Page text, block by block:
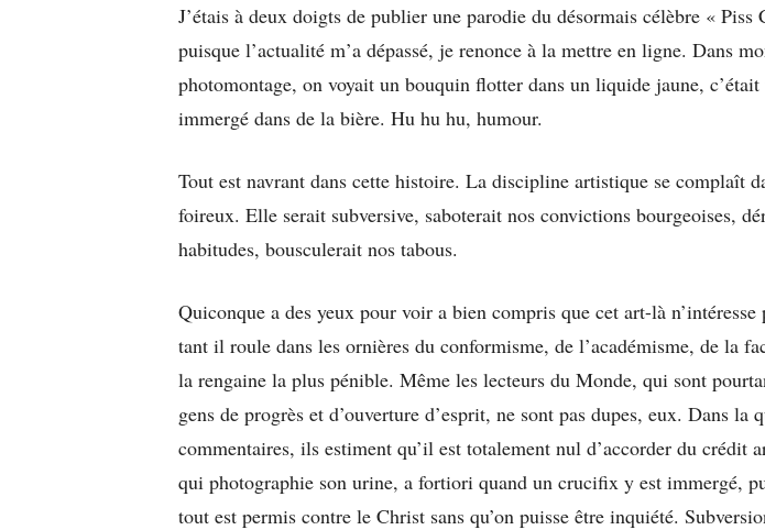
J’étais à deux doigts de publier une parodie du désormais célèbre « Piss
puisque l’actualité m’a dépassé, je renonce à la mettre en ligne. Dans
photomontage, on voyait un bouquin flotter dans un liquide jaune, c’était
immergé dans de la bière. Hu hu hu, humour.
Tout est navrant dans cette histoire. La discipline artistique se complaît
foireux. Elle serait subversive, saboterait nos convictions bourgeoises,
habitudes, bousculerait nos tabous.
Quiconque a des yeux pour voir a bien compris que cet art-là n’intéresse
tant il roule dans les ornières du conformisme, de l’académisme, de la
la rengaine la plus pénible. Même les lecteurs du Monde, qui sont
gens de progrès et d’ouverture d’esprit, ne sont pas dupes, eux. Dans la
commentaires, ils estiment qu’il est totalement nul d’accorder du crédit
qui photographie son urine, a fortiori quand un crucifix y est immergé,
tout est permis contre le Christ sans qu’on puisse être inquiété.